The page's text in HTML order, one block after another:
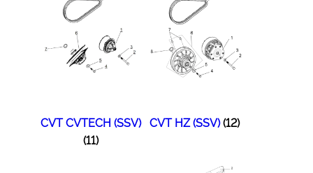
CVT CVTECH (SSV)
(11)
CVT HZ (SSV)(12)